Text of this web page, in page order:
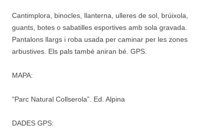
Cantimplora, binocles, llanterna, ulleres de sol, brúixola,
guants, botes o sabatilles esportives amb sola gravada.
Pantalons llargs i roba usada per caminar per les zones
arbustives. Els pals també aniran bé. GPS.
MAPA:
“Parc Natural Collserola”. Ed. Alpina
DADES GPS: